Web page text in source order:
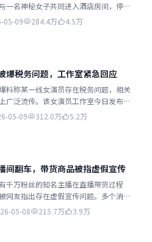
一名神秘女子共同进入酒店房间，停留
离开。该男星近期刚刚公开恋情...
05-09 284.4万 4.5万
爆税务问题，工作室紧急回应
料称某一线女演员存在税务问题，相关
广泛流传。该女演员工作室今日发布声
纯属捏造，已委托律师处理...
05-09 312.0万 5.2万
间翻车，带货商品被指虚假宣传
千万粉丝的知名主播在直播带货过程
网友指出存在虚假宣传问题。多个消费
品与直播展示严重不符...
05-08 215.7万 3.9万